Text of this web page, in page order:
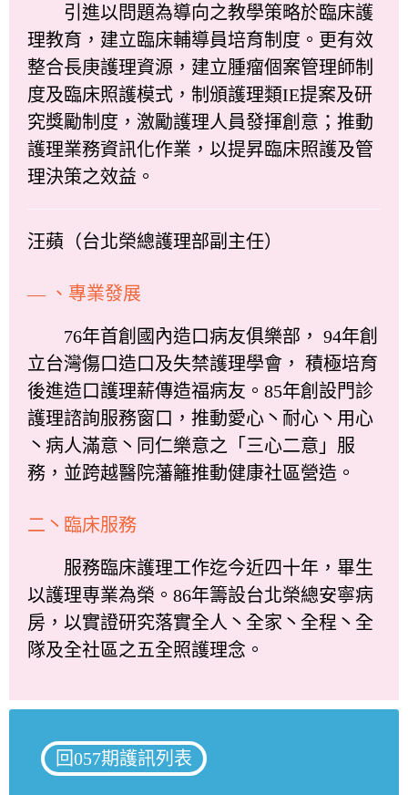
引進以問題為導向之教學策略於臨床護
理教育，建立臨床輔導員培育制度。更有效
整合長庚護理資源，建立腫瘤個案管理師制
度及臨床照護模式，制頒護理類IE提案及研
究獎勵制度，激勵護理人員發揮創意；推動
護理業務資訊化作業，以提昇臨床照護及管
理決策之效益。
汪蘋（台北榮總護理部副主任）
— 、專業發展
76年首創國內造口病友俱樂部， 94年創
立台灣傷口造口及失禁護理學會， 積極培育
後進造口護理薪傳造福病友。85年創設門診
護理諮詢服務窗口，推動愛心丶耐心丶用心
丶病人滿意丶同仁樂意之「三心二意」服
務，並跨越醫院藩籬推動健康社區營造。
二丶臨床服務
服務臨床護理工作迄今近四十年，畢生
以護理専業為榮。86年籌設台北榮總安寧病
房，以實證研究落實全人丶全家丶全程丶全
隊及全社區之五全照護理念。
回057期護訊列表